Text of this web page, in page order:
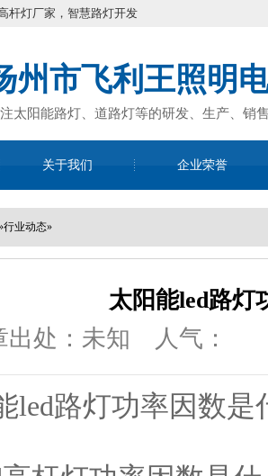
杆灯厂家，智慧路灯开发
州市飞利王照明
太阳能路灯、道路灯等的研发、生产、销
关于我们 企业荣誉
行业动态»
太阳能led路灯
出处：未知 人气：
led路灯功率因数是